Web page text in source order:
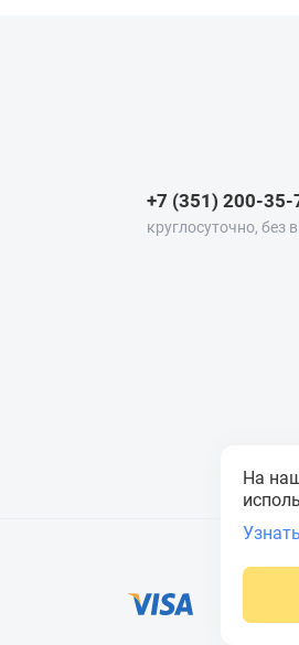
+7 (351) 200-35-
круглосуточно, без
На